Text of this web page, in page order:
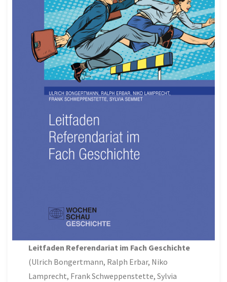
Leitfaden Referendariat im Fach Geschichte
(Ulrich Bongertmann, Ralph Erbar, Niko
Lamprecht, Frank Schweppenstette, Sylvia